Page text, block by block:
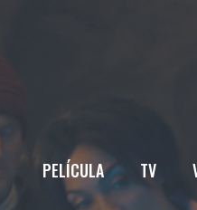
PELÍCULA TV